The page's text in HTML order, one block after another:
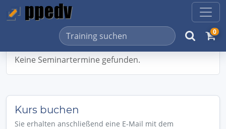
0
Keine Seminartermine gefunden.
Kurs buchen
Sie erhalten anschließend eine E-Mail mit dem